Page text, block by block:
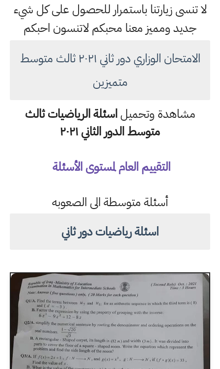
لا تنسى زيارتنا باستمرار للحصول على كل شيء
جديد ومميز معنا محبكم لاتنسون احبكم
الامتحان الوزاري دور ثاني ٢٠٢١ ثالث متوسط
متميزين
مشاهدة وتحميلاسئلة الرياضيات ثالث
متوسط الدور الثاني ٢٠٢١
التقييم العام لمستوى الأسئلة
أسئلة متوسطة الى الصعوبه
اسئلة رياضيات دور ثاني